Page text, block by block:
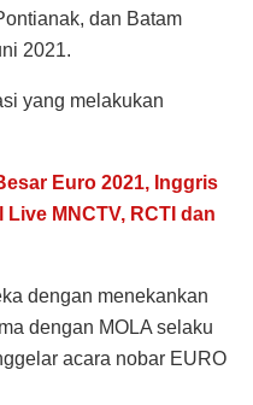
dan Batam
2021.
yang melakukan
Euro 2021, Inggris
MNCTV, RCTI dan
dengan menekankan
dengan MOLA selaku
acara nobar EURO